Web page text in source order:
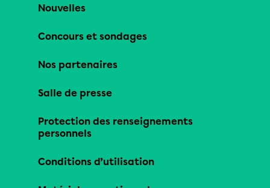
Nouvelles
Concours et sondages
Nos partenaires
Salle de presse
Protection des renseignements
personnels
Conditions d’utilisation